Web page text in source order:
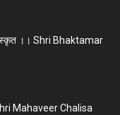
।। Shri Bhaktamar
Mahaveer Chalisa